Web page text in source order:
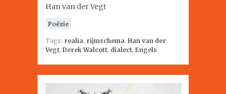
Han van der Vegt
Poëzie
Tags: realia, rijmschema, Han van der
Vegt, Derek Walcott, dialect, Engels